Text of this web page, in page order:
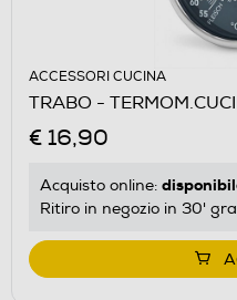
ACCESSORI CUCINA
TRABO -
€ 16,90
Acquisto online:
Ritiro in negozio in 30'